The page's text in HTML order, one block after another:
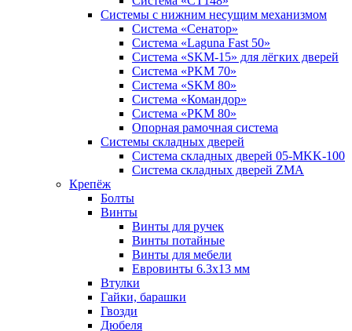
Системы с нижним несущим механизмом
Система «Сенатор»
Система «Laguna Fast 50»
Система «SKM-15» для лёгких дверей
Система «PKM 70»
Система «SKM 80»
Система «Командор»
Система «PKM 80»
Опорная рамочная система
Системы складных дверей
Система складных дверей 05-MKK-100
Система складных дверей ZMA
Крепёж
Болты
Винты
Винты для ручек
Винты потайные
Винты для мебели
Евровинты 6.3х13 мм
Втулки
Гайки, барашки
Гвозди
Дюбеля